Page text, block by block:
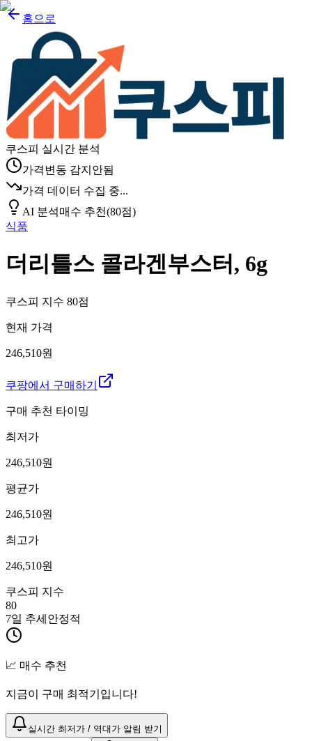
홈으로
쿠스피 실시간 분석
가격변동 감지안됨
가격 데이터 수집 중...
AI 분석매수 추천(80점)
식품
더리틀스 콜라겐부스터, 6g
쿠스피 지수 80점
현재 가격
246,510원
쿠팡에서 구매하기
구매 추천 타이밍
최저가
246,510원
평균가
246,510원
최고가
246,510원
쿠스피 지수
80
7일 추세 안정적
📈 매수 추천
지금이 구매 최적기입니다!
실시간 최저가 / 역대가 알림 받기